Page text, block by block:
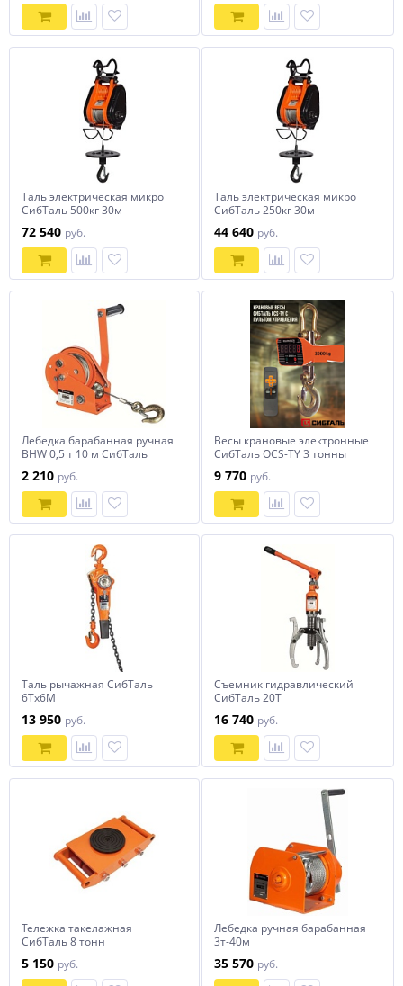
Таль электрическая микро
СибТаль 500кг 30м
72 540 руб.
Таль электрическая микро
СибТаль 250кг 30м
44 640 руб.
Лебедка барабанная ручная
BHW 0,5 т 10 м СибТаль
2 210 руб.
Весы крановые электронные
СибТаль OCS-TY 3 тонны
9 770 руб.
Таль рычажная СибТаль
6Тх6М
13 950 руб.
Съемник гидравлический
СибТаль 20Т
16 740 руб.
Тележка такелажная
СибТаль 8 тонн
5 150 руб.
Лебедка ручная барабанная
3т-40м
35 570 руб.